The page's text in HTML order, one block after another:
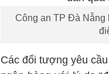
Công an TP Đà Nẵng
Các đối tượng yêu